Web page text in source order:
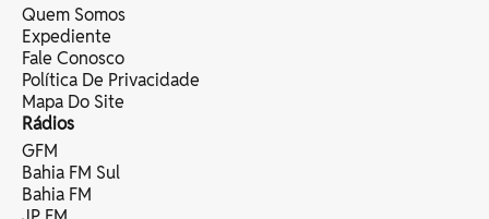
Quem Somos
Expediente
Fale Conosco
Política De Privacidade
Mapa Do Site
Rádios
GFM
Bahia FM Sul
Bahia FM